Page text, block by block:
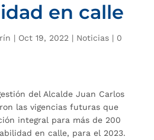
en calle
| Oct 19, 2022 | Noticias| 0
del Alcalde Juan Carlos
las vigencias futuras que
integral para más de 200
en calle, para el 2023.